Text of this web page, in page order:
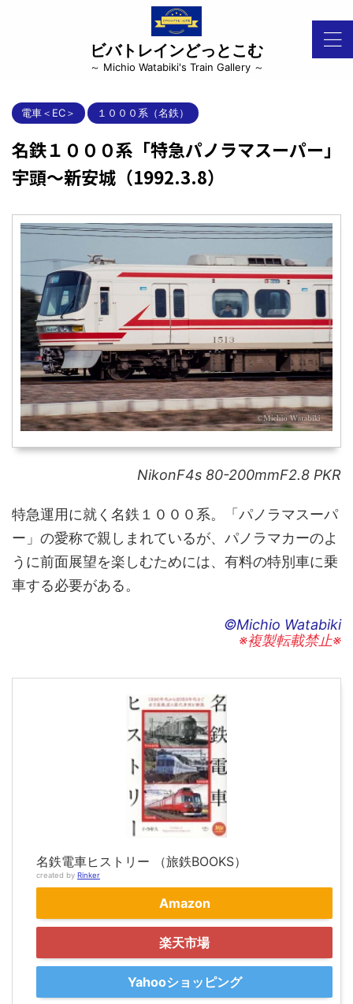
ビバトレインどっとこむ
～ Michio Watabiki's Train Gallery ～
電車＜EC＞ １０００系（名鉄）
名鉄１０００系「特急パノラマスーパー」
宇頭～新安城（1992.3.8）
NikonF4s 80-200mmF2.8 PKR
特急運用に就く名鉄１０００系。「パノラマスーパ
ー」の愛称で親しまれているが、パノラマカーのよ
うに前面展望を楽しむためには、有料の特別車に乗
車する必要がある。
©Michio Watabiki
※複製転載禁止※
名鉄電車ヒストリー （旅鉄BOOKS）
created by Rinker
Amazon
楽天市場
Yahooショッピング